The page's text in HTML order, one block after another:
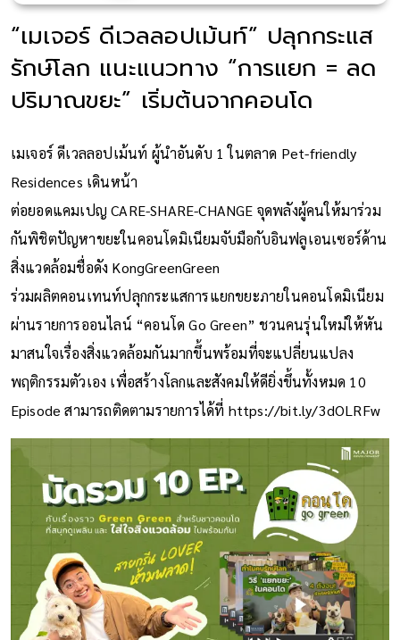
“เมเจอร์ ดีเวลลอปเม้นท์” ปลุกกระแส
รักษ์โลก แนะแนวทาง “การแยก = ลด
ปริมาณขยะ” เริ่มต้นจากคอนโด
เมเจอร์ ดีเวลลอปเม้นท์ ผู้นำอันดับ 1 ในตลาด Pet-friendly
Residences เดินหน้า
ต่อยอดแคมเปญ CARE-SHARE-CHANGE จุดพลังผู้คนให้มาร่วม
กันพิชิตปัญหาขยะในคอนโดมิเนียมจับมือกับอินฟลูเอนเซอร์ด้าน
สิ่งแวดล้อมชื่อดัง KongGreenGreen
ร่วมผลิตคอนเทนท์ปลุกกระแสการแยกขยะภายในคอนโดมิเนียม
ผ่านรายการออนไลน์ “คอนโด Go Green” ชวนคนรุ่นใหม่ให้หัน
มาสนใจเรื่องสิ่งแวดล้อมกันมากขึ้นพร้อมที่จะแปลี่ยนแปลง
พฤติกรรมตัวเอง เพื่อสร้างโลกและสังคมให้ดียิ่งขึ้นทั้งหมด 10
Episode สามารถติดตามรายการได้ที่ https://bit.ly/3dOLRFw